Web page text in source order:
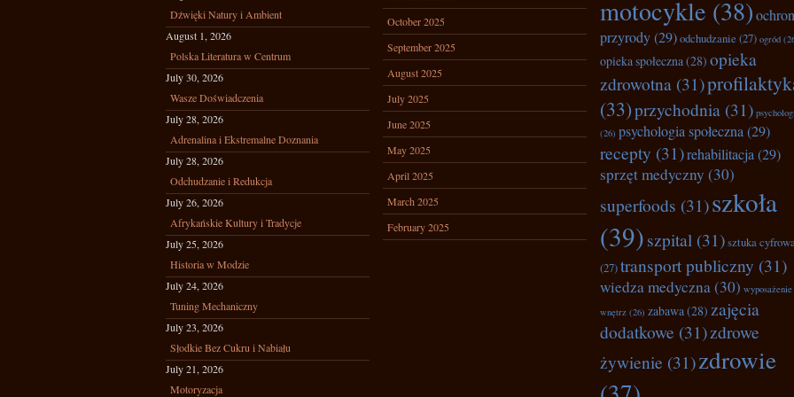
Dźwięki Natury i Ambient
August 1, 2026
Polska Literatura w Centrum
July 30, 2026
Wasze Doświadczenia
July 28, 2026
Adrenalina i Ekstremalne Doznania
July 28, 2026
Odchudzanie i Redukcja
July 26, 2026
Afrykańskie Kultury i Tradycje
July 25, 2026
Historia w Modzie
July 24, 2026
Tuning Mechaniczny
July 23, 2026
Słodkie Bez Cukru i Nabiału
July 21, 2026
Motoryzacja
October 2025
September 2025
August 2025
July 2025
June 2025
May 2025
April 2025
March 2025
February 2025
motocykle (38)
przyrody(29)odchudzanie (27) ogród
opieka społeczna(28) opieka
zdrowotna (31)
(33)przychodnia (31)
(26) psychologia społeczna(29)
recepty (31)rehabilitacja(29)
sprzęt medyczny (30)
superfoods (31)szkoła
(39)szpital (31)sztuka
(27)transport publiczny (31)
wiedza medyczna(30) wyposażenie
wnętrz (26) zabawa(28) zajęcia
dodatkowe (31)zdrowe
żywienie (31)zdrowie